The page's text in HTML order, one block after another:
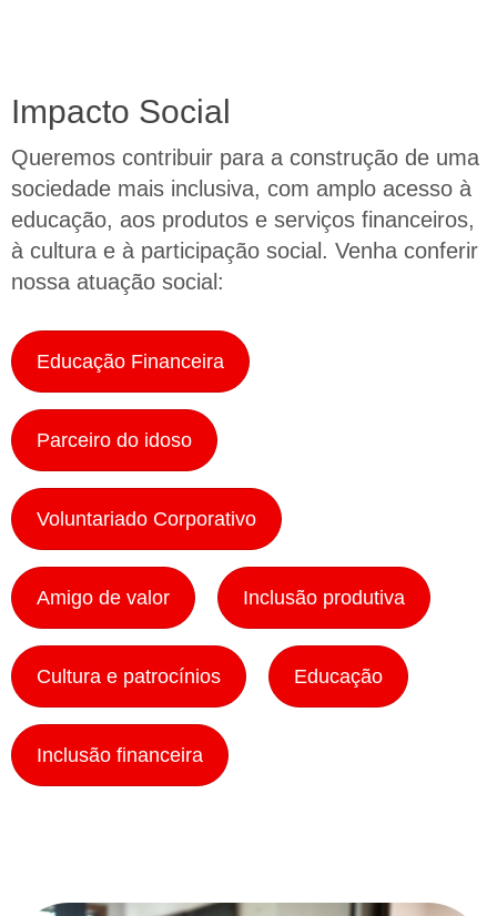
Impacto Social
Queremos contribuir para a construção de uma
sociedade mais inclusiva, com amplo acesso à
educação, aos produtos e serviços financeiros,
à cultura e à participação social. Venha conferir
nossa atuação social:
Educação Financeira
Parceiro do idoso
Voluntariado Corporativo
Amigo de valor Inclusão produtiva
Cultura e patrocínios Educação
Inclusão financeira